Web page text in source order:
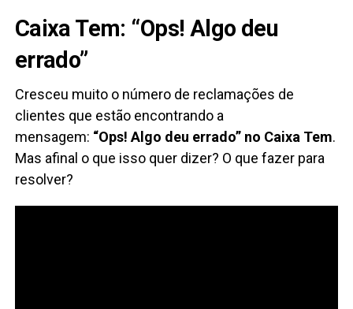
Caixa Tem: “Ops! Algo deu
errado”
Cresceu muito o número de reclamações de
clientes que estão encontrando a
mensagem: “Ops! Algo deu errado” no Caixa Tem.
Mas afinal o que isso quer dizer? O que fazer para
resolver?